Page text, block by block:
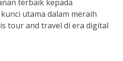
terbaik kepada
utama dalam meraih
tour and travel di era digital